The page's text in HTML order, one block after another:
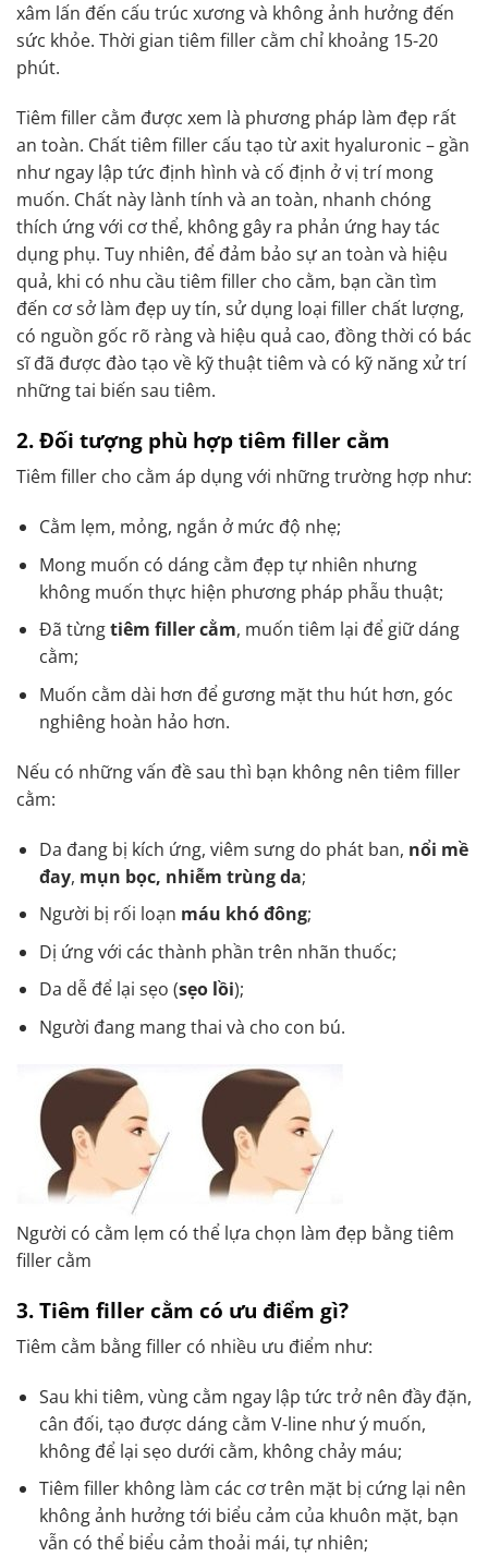
xâm lấn đến cấu trúc xương và không ảnh hưởng đến
sức khỏe. Thời gian tiêm filler cằm chỉ khoảng 15-20
phút.
Tiêm filler cằm được xem là phương pháp làm đẹp rất
an toàn. Chất tiêm filler cấu tạo từ axit hyaluronic – gần
như ngay lập tức định hình và cố định ở vị trí mong
muốn. Chất này lành tính và an toàn, nhanh chóng
thích ứng với cơ thể, không gây ra phản ứng hay tác
dụng phụ. Tuy nhiên, để đảm bảo sự an toàn và hiệu
quả, khi có nhu cầu tiêm filler cho cằm, bạn cần tìm
đến cơ sở làm đẹp uy tín, sử dụng loại filler chất lượng,
có nguồn gốc rõ ràng và hiệu quả cao, đồng thời có bác
sĩ đã được đào tạo về kỹ thuật tiêm và có kỹ năng xử trí
những tai biến sau tiêm.
2. Đối tượng phù hợp tiêm filler cằm
Tiêm filler cho cằm áp dụng với những trường hợp như:
Cằm lẹm, mỏng, ngắn ở mức độ nhẹ;
Mong muốn có dáng cằm đẹp tự nhiên nhưng
không muốn thực hiện phương pháp phẫu thuật;
Đã từngtiêm filler cằm, muốn tiêm lại để giữ dáng
cằm;
Muốn cằm dài hơn để gương mặt thu hút hơn, góc
nghiêng hoàn hảo hơn.
Nếu có những vấn đề sau thì bạn không nên tiêm filler
cằm:
Da đang bị kích ứng, viêm sưng do phát ban, nổi mề
đay, mụn bọc, nhiễm trùng da;
Người bị rối loạn máu khó đông;
Dị ứng với các thành phần trên nhãn thuốc;
Da dễ để lại sẹo (sẹo lồi);
Người đang mang thai và cho con bú.
Người có cằm lẹm có thể lựa chọn làm đẹp bằng tiêm
filler cằm
3. Tiêm filler cằm có ưu điểm gì?
Tiêm cằm bằng filler có nhiều ưu điểm như:
Sau khi tiêm, vùng cằm ngay lập tức trở nên đầy đặn,
cân đối, tạo được dáng cằm V-line như ý muốn,
không để lại sẹo dưới cằm, không chảy máu;
Tiêm filler không làm các cơ trên mặt bị cứng lại nên
không ảnh hưởng tới biểu cảm của khuôn mặt, bạn
vẫn có thể biểu cảm thoải mái, tự nhiên;